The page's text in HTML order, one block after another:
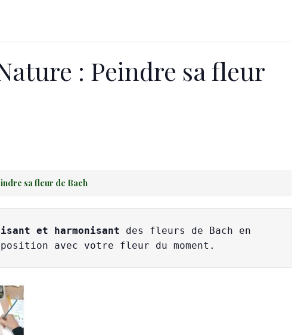
: Peindre sa fleur
sa fleur de Bach
et harmonisant des fleurs de Bach en
avec votre fleur du moment.